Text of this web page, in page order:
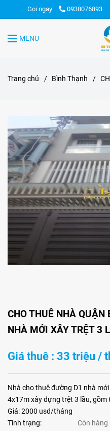
Gọi ngay 0938076893
MENU
Trang chủ / Bình Thạnh /
CHO THUÊ NHÀ QUẬN
NHÀ MỚI XÂY TRỆT 3
Giá thuê : 33 triệu /
Nhà cho thuê đường D1 nhà
4x17m xây dựng trệt 3 lầu, gồm
Giá: 2000 usd/tháng
Tình trạng:
Còn hàng